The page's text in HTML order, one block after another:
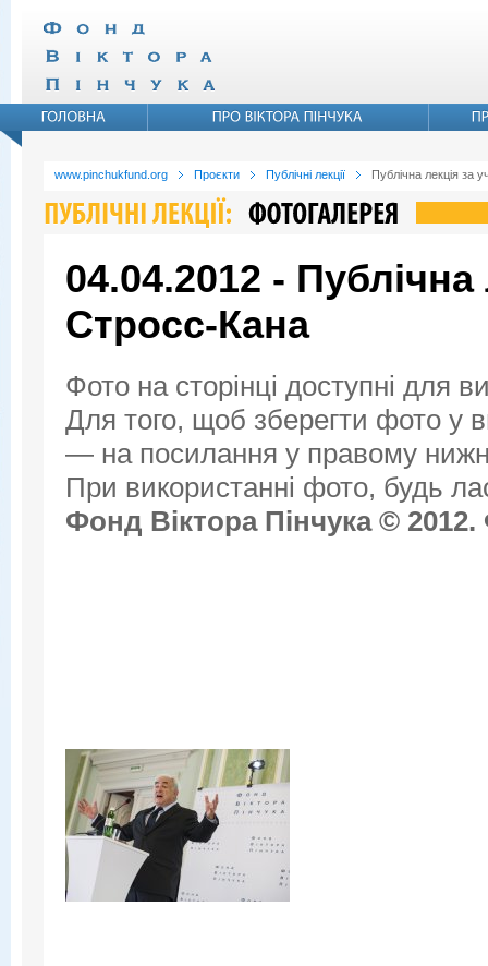
www.pinchukfund.org Проєкти Публічні лекції Публічна лекція за
04.04.2012 - Публічна
Стросс-Кана
Фото на сторінці доступні для
Для того, щоб зберегти фото у
— на посилання у правому
При використанні фото, будь
Фонд Віктора Пінчука ©